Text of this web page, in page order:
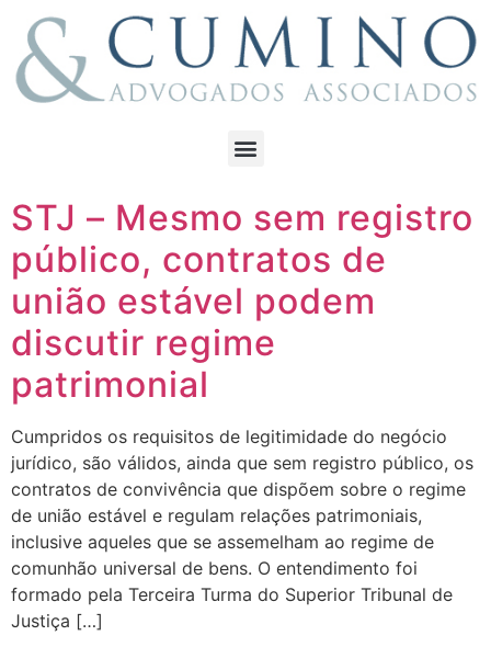
STJ – Mesmo sem registro
público, contratos de
união estável podem
discutir regime
patrimonial
Cumpridos os requisitos de legitimidade do negócio
jurídico, são válidos, ainda que sem registro público, os
contratos de convivência que dispõem sobre o regime
de união estável e regulam relações patrimoniais,
inclusive aqueles que se assemelham ao regime de
comunhão universal de bens. O entendimento foi
formado pela Terceira Turma do Superior Tribunal de
Justiça […]